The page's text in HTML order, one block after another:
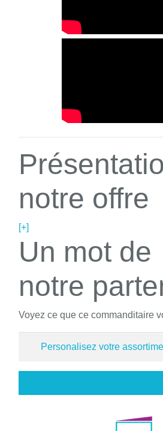
notre offre
[+]
Un mot de
notre
Voyez ce que ce commanditaire
Personalisez votre